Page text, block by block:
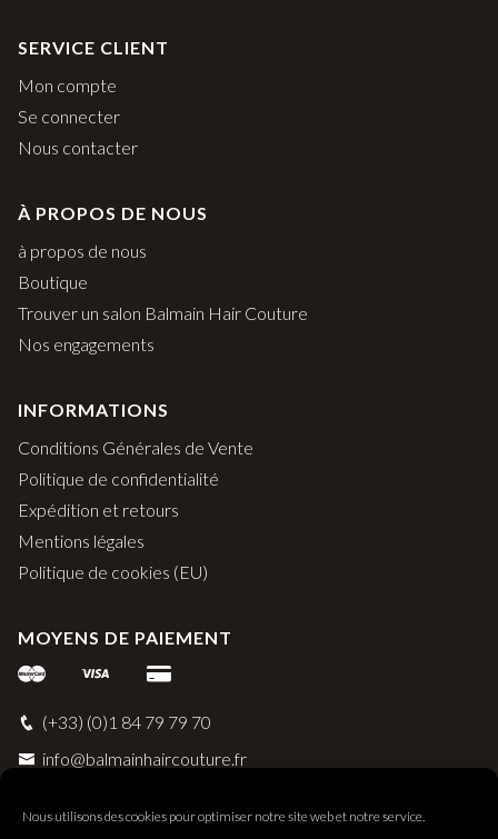
Nous utilisons des cookies pour optimiser notre site web et notre service.
SERVICE CLIENT
Mon compte
Se connecter
Nous contacter
À PROPOS DE NOUS
à propos de nous
Boutique
Trouver un salon Balmain Hair Couture
Nos engagements
INFORMATIONS
Conditions Générales de Vente
Politique de confidentialité
Expédition et retours
Mentions légales
Politique de cookies (EU)
MOYENS DE PAIEMENT
(+33) (0)1 84 79 79 70
info@balmainhaircouture.fr